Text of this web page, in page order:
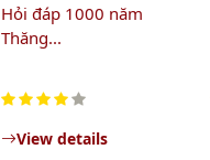
Hỏi đáp 1000 năm
Thăng...
View details